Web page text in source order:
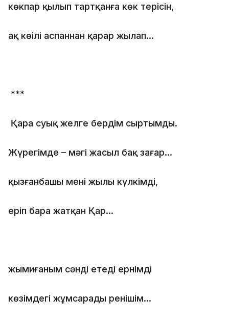
көкпар қылып тартқанға көк терісін,
ақ көңілі аспаннан қарар жылап…
***
Қара суық желге бердім сыртымды.
Жүрегімде – мәңгі жасыл бақ заңғар…
қызғанбашы менің жылы күлкімді,
еріп бара жатқан Қар…
жымиғаным сәнді етеді ернімді
көзімдегі жұмсарады ренішім…